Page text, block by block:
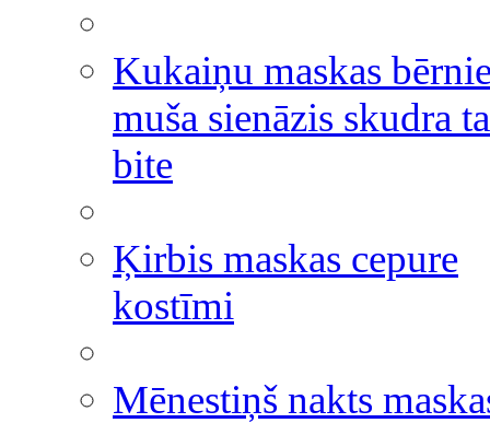
Kukaiņu maskas
muša sienāzis skudra
bite
Ķirbis maskas cepure
kostīmi
Mēnestiņš nakts